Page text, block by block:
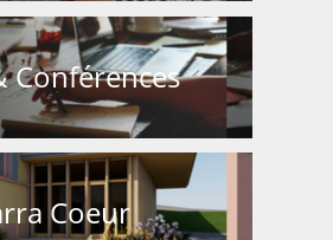
Conférences
Coeur